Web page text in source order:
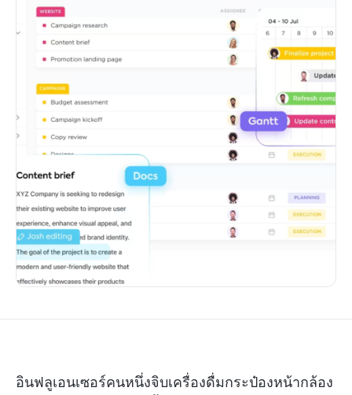
อินฟลูเอนเซอร์คนหนึ่งจิบเครื่องดื่มกระป๋องหน้ากล้อง